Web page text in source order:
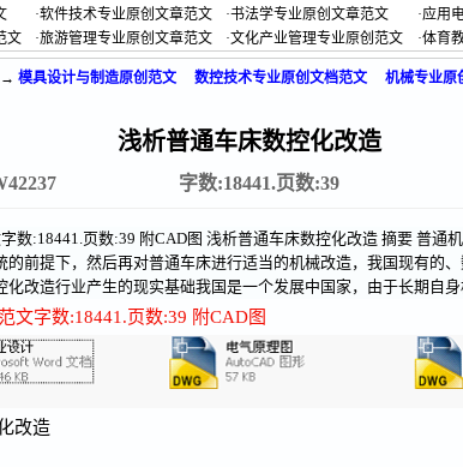
·软件技术专业原创文章范文 ·书法学专业原创文章范文 ·应用
文 ·旅游管理专业原创文章范文 ·文化产业管理专业原创范文 ·体育
→ 模具设计与制造原创范文 数控技术专业原创文档范文 机械专业原
浅析普通车床数控化改造
字数:18441.页数:39
数:18441.页数:39 附CAD图 浅析普通车床数控化改造 摘要 普通
的前提下，然后再对普通车床进行适当的机械改造，我国现有的
化改造行业产生的现实基础我国是一个发展中国家，由于长期自
文字数:18441.页数:39 附CAD图
改造